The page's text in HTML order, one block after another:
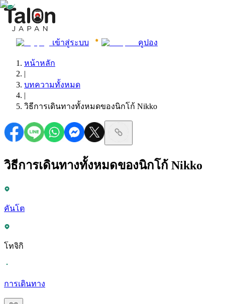
เข้าสู่ระบบ คูปอง
หน้าหลัก
|
บทความทั้งหมด
|
วิธีการเดินทางทั้งหมดของนิกโก้ Nikko
วิธีการเดินทางทั้งหมดของนิกโก้ Nikko
คันโต
โทจิกิ
การเดินทาง